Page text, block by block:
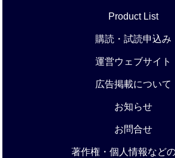
Product List
購読・試読申込み
運営ウェブサイト
広告掲載について
お知らせ
お問合せ
著作権・個人情報など